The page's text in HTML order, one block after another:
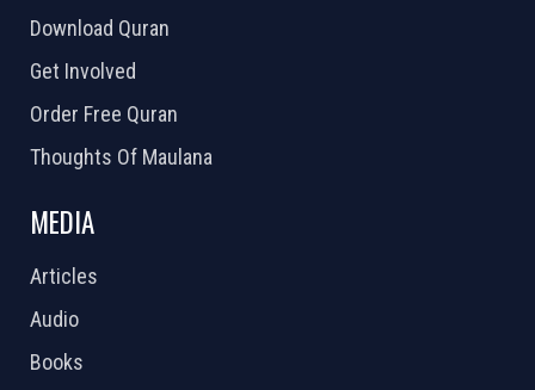
Download Quran
Get Involved
Order Free Quran
Thoughts Of Maulana
MEDIA
Articles
Audio
Books